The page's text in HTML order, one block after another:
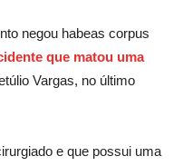
negou habeas corpus
que matou uma
Vargas, no último
e que possui uma